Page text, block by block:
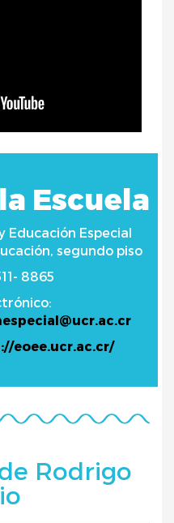
Escuela
Educación Especial
segundo piso
8865
eoee.ucr.ac.cr/
Rodrigo